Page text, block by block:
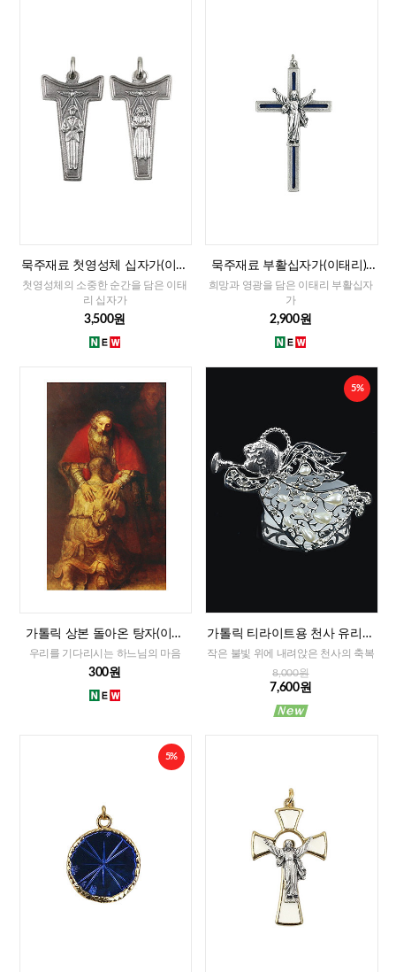
묵주재료 첫영성체 십자가(이태
리)-남자,여자
첫영성체의 소중한 순간을 담은 이태
리 십자가
3,500원
묵주재료 부활십자가(이태리)-
대
희망과 영광을 담은 이태리 부활십자
가
2,900원
가톨릭 상본 돌아온 탕자(이태
리)
우리를 기다리시는 하느님의 마음
300원
5%
가톨릭 티라이트용 천사 유리홀
더
작은 불빛 위에 내려앉은 천사의 축복
8,000원
7,600원
5%